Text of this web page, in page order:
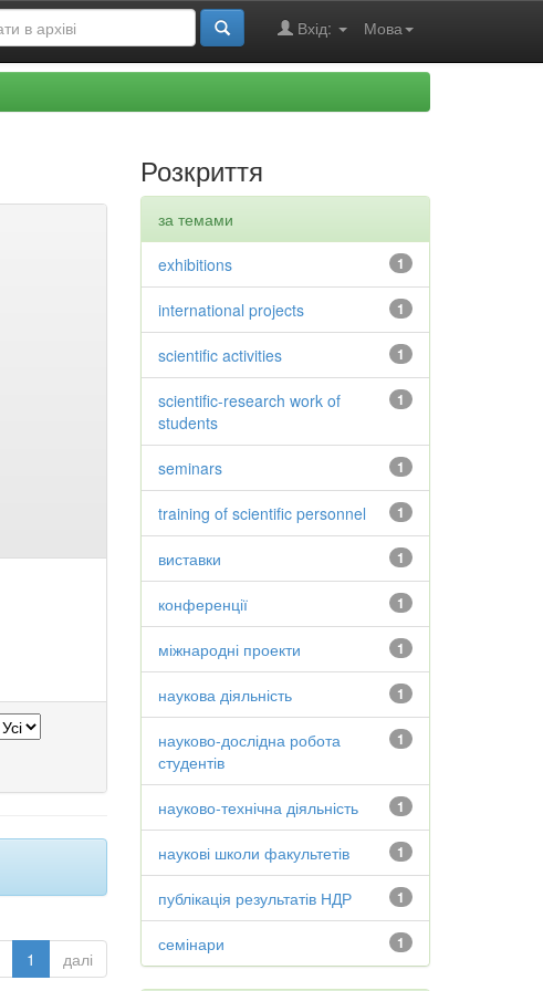
Мова
Вхід:
1 далі
Розкриття
за темами
1
exhibitions
1
international projects
1
scientific activities
1
scientific-research work of
students
1
seminars
1
training of scientific personnel
1
виставки
1
конференції
1
міжнародні проекти
1
наукова діяльність
1
науково-дослідна робота
студентів
1
науково-технічна діяльність
1
наукові школи факультетів
1
публікація результатів НДР
1
семінари